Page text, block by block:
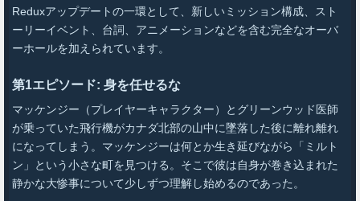
Reduxアップデートの一環として、新しいミッション構成、スト
ーリーイベント、台詞、アニメーションなどを含む完全なオーバ
ーホールを加えられています。
第1エピソード: 身を任せるな
マッケンジー（プレイヤーキャラクター）とグリーンウッド医師
が乗っていた飛行機がカナダ北部の山中に墜落した後に離れ離れ
になってしまう。マッケンジーは何とか生き延びながら「ミルト
ン」という小さな町を見つける。そこで彼は自身が巻き込まれた
静かな大惨事について少しずつ理解し始めるのであった。